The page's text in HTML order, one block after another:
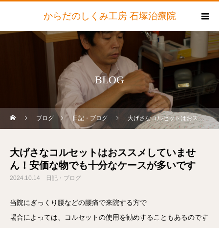
からだのしくみ工房 石塚治療院
BLOG
ブログ 日記・ブログ 大げさなコルセットはおススメしていません！安価な物でも十分なケースが多いです
大げさなコルセットはおススメしていませ
ん！安価な物でも十分なケースが多いです
2024.10.14 日記・ブログ
当院にぎっくり腰などの腰痛で来院する方で
場合によっては、コルセットの使用を勧めすることもあるのです